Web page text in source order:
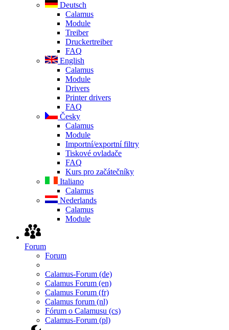
Deutsch
Calamus
Module
Treiber
Druckertreiber
FAQ
English
Calamus
Module
Drivers
Printer drivers
FAQ
Česky
Calamus
Module
Importní/exportní filtry
Tiskové ovladače
FAQ
Kurs pro začátečníky
Italiano
Calamus
Nederlands
Calamus
Module
Forum
Forum
Calamus-Forum (de)
Calamus Forum (en)
Calamus Forum (fr)
Calamus forum (nl)
Fórum o Calamusu (cs)
Calamus-Forum (pl)